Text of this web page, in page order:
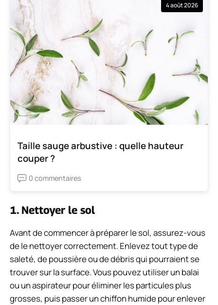
4 août 2026
Taille sauge arbustive : quelle hauteur
couper ?
0 commentaires
1. Nettoyer le sol
Avant de commencer à préparer le sol, assurez-vous
de le nettoyer correctement. Enlevez tout type de
saleté, de poussière ou de débris qui pourraient se
trouver sur la surface. Vous pouvez utiliser un balai
ou un aspirateur pour éliminer les particules plus
grosses, puis passer un chiffon humide pour enlever